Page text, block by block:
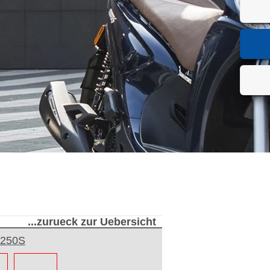
...zurueck zur Uebersicht